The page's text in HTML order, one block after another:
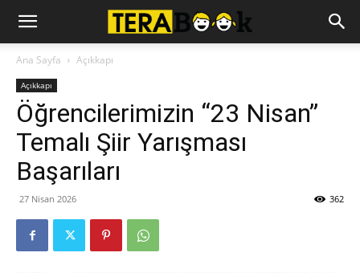
Ana Sayfa Açıkkapı
Açıkkapı
Öğrencilerimizin “23 Nisan”
Temalı Şiir Yarışması
Başarıları
27 Nisan 2026 362